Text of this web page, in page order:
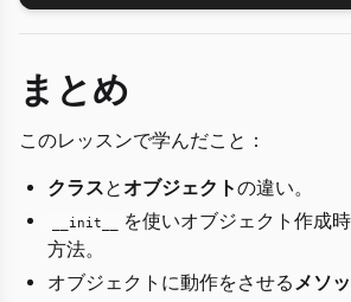
まとめ
このレッスンで学んだこと：
クラスと オブジェクトの違い。
__init__
を使いオブジェクト作成
方法。
オブジェクトに動作をさせるメソ